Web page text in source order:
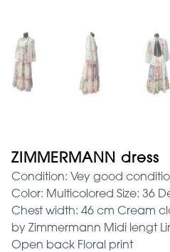
ZIMMERMANN dress
Condition: Vey good
Color: Multicolored Size: 36
Chest width: 46 cm Cream
by Zimmermann Midi lengt
Open back Floral print